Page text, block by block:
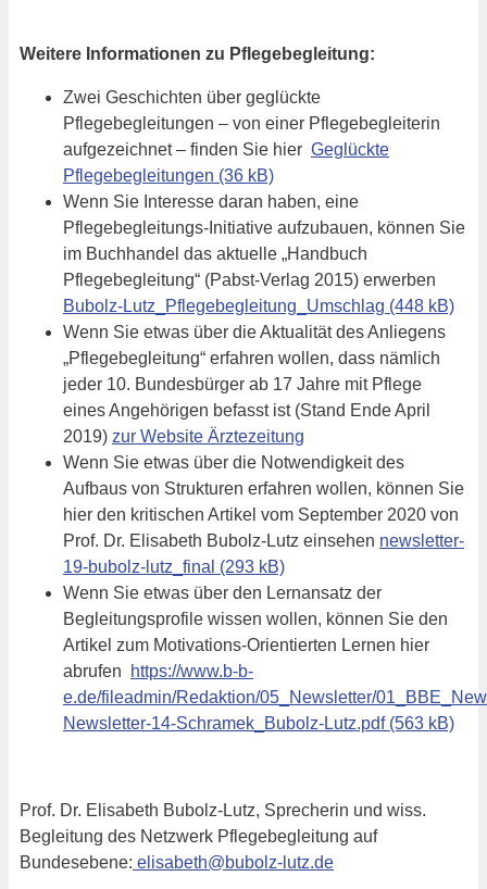
Weitere Informationen zu Pflegebegleitung:
Zwei Geschichten über geglückte
Pflegebegleitungen – von einer Pflegebegleiterin
aufgezeichnet – finden Sie hier Geglückte
Pflegebegleitungen
Wenn Sie Interesse daran haben, eine
Pflegebegleitungs-Initiative aufzubauen, können Sie
im Buchhandel das aktuelle „Handbuch
Pflegebegleitung“ (Pabst-Verlag 2015) erwerben
Bubolz-Lutz_Pflegebegleitung_Umschlag
Wenn Sie etwas über die Aktualität des Anliegens
„Pflegebegleitung“ erfahren wollen, dass nämlich
jeder 10. Bundesbürger ab 17 Jahre mit Pflege
eines Angehörigen befasst ist (Stand Ende April
2019) zur Website Ärztezeitung
Wenn Sie etwas über die Notwendigkeit des
Aufbaus von Strukturen erfahren wollen, können Sie
hier den kritischen Artikel vom September 2020 von
Prof. Dr. Elisabeth Bubolz-Lutz einsehen newsletter-
19-bubolz-lutz_final
Wenn Sie etwas über den Lernansatz der
Begleitungsprofile wissen wollen, können Sie den
Artikel zum Motivations-Orientierten Lernen hier
abrufen
https://www.b-b-
e.de/fileadmin/Redaktion/05_Newsletter/
Newsletter-14-Schramek_Bubolz-Lutz.pdf
Prof. Dr. Elisabeth Bubolz-Lutz, Sprecherin und wiss.
Begleitung des Netzwerk Pflegebegleitung auf
Bundesebene: elisabeth@bubolz-lutz.de